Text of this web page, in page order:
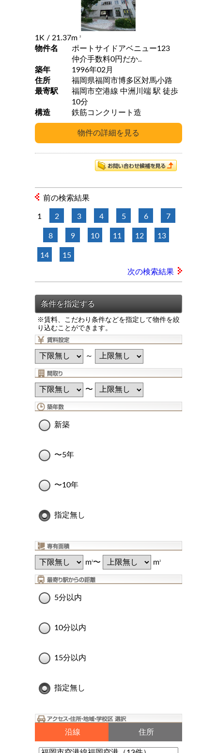
1K / 21.37m 2
物件名
ポートサイドアベニュー123
仲介手数料0円だか..
築年
1996年02月
住所
福岡県福岡市博多区対馬小路
最寄駅
福岡市空港線 中洲川端 駅 徒歩
10分
構造
鉄筋コンクリート造
前の検索結果
1 2 3 4 5 6 7
8 9 10 11 12 13
14 15
次の検索結果
※賃料、こだわり条件などを指定して物件を絞
り込むことができます。
～
〜
新築
〜5年
〜10年
指定無し
m2〜 m2
5分以内
10分以内
15分以内
指定無し
沿線 住所